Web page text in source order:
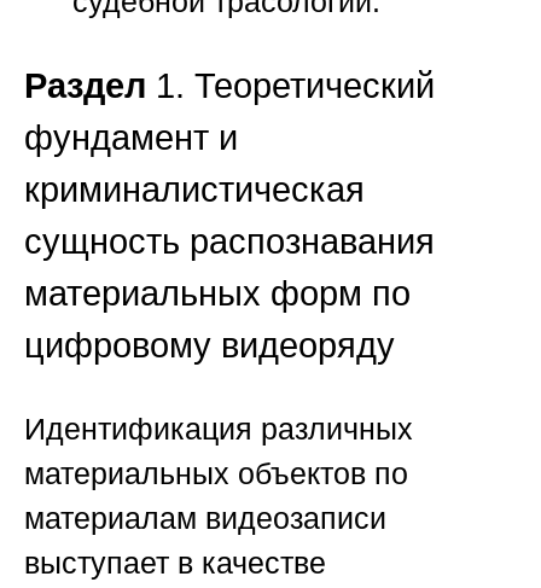
Раздел 1. Теоретический
фундамент и
криминалистическая
сущность распознавания
материальных форм по
цифровому видеоряду
Идентификация различных
материальных объектов по
материалам видеозаписи
выступает в качестве